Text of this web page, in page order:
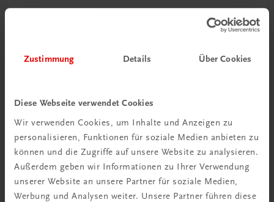
Zustimmung Details Über Cookies
Diese Webseite verwendet Cookies
Wir verwenden Cookies, um Inhalte und Anzeigen zu
personalisieren, Funktionen für soziale Medien anbieten zu
können und die Zugriffe auf unsere Website zu analysieren.
Außerdem geben wir Informationen zu Ihrer Verwendung
unserer Website an unsere Partner für soziale Medien,
Werbung und Analysen weiter. Unsere Partner führen diese
E-Books